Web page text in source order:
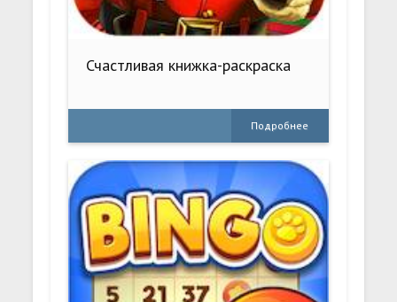
Счастливая книжка-раскраска
Подробнее